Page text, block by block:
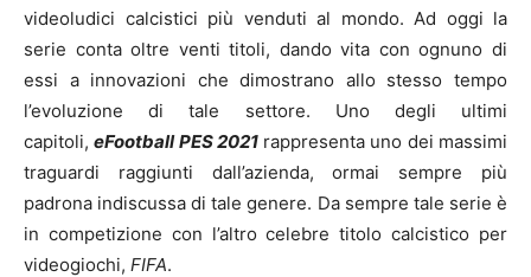
videoludici calcistici più venduti al mondo. Ad oggi la
serie conta oltre venti titoli, dando vita con ognuno di
essi a innovazioni che dimostrano allo stesso tempo
l’evoluzione di tale settore. Uno degli ultimi
capitoli,eFootballPES 2021 rappresenta uno dei massimi
traguardi raggiunti dall’azienda, ormai sempre più
padrona indiscussa di tale genere. Da sempre tale serie è
in competizione con l’altro celebre titolo calcistico per
videogiochi, FIFA.